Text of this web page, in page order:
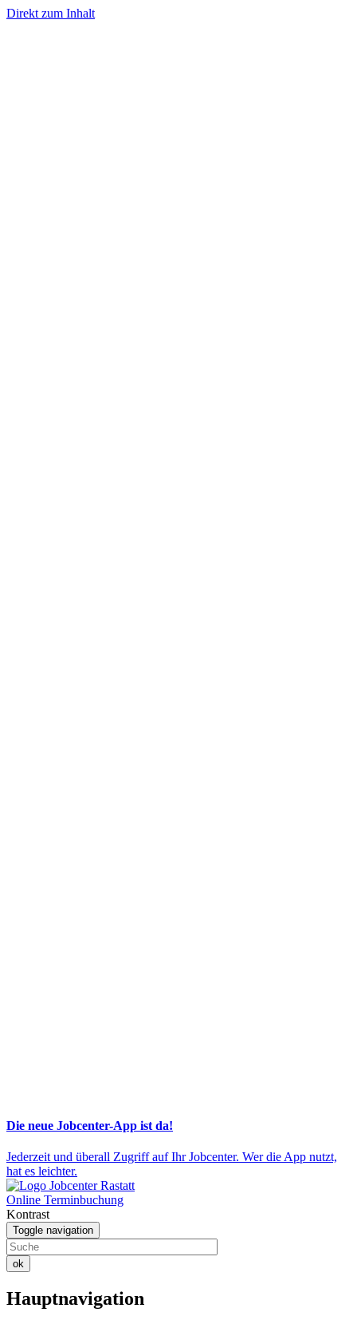
Direkt zum Inhalt
Die neue Jobcenter-App ist da!
Jederzeit und überall Zugriff auf Ihr Jobcenter. Wer die App nutzt,
hat es leichter.
Online Terminbuchung
Kontrast
Toggle navigation
ok
Hauptnavigation